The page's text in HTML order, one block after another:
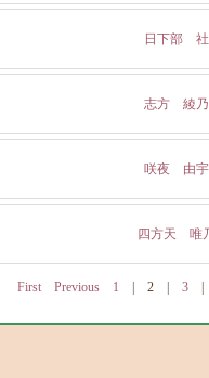
日下部 社
志方 綾乃
咲夜 由宇
四方天 唯
First Previous 1 2| 3